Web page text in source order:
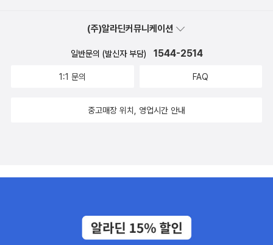
(주)알라딘커뮤니케이션
일반문의 (발신자 부담) 1544-2514
1:1 문의 FAQ
중고매장 위치, 영업시간 안내